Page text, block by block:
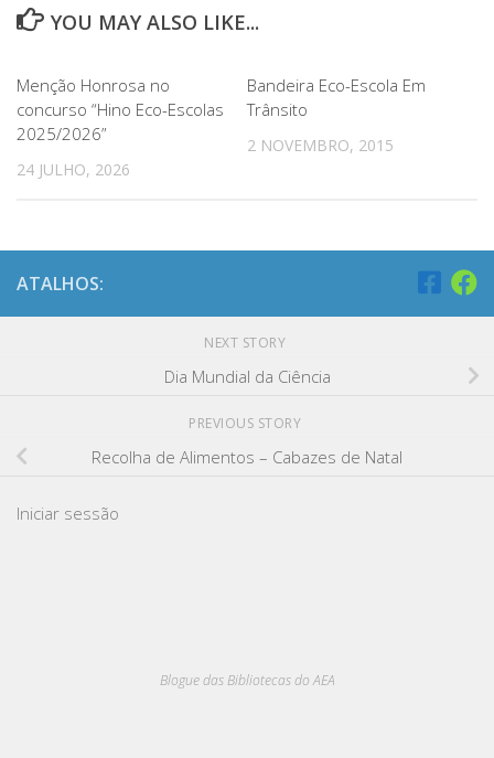
YOU MAY ALSO LIKE...
Menção Honrosa no
concurso “Hino Eco-Escolas
2025/2026”
24 JULHO, 2026
Bandeira Eco-Escola Em
Trânsito
2 NOVEMBRO, 2015
ATALHOS:
NEXT STORY
Dia Mundial da Ciência
PREVIOUS STORY
Recolha de Alimentos – Cabazes de Natal
Iniciar sessão
Blogue das Bibliotecas do AEA